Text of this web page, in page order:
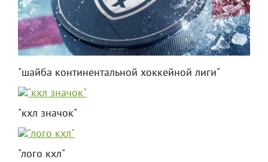
"шайба континентальной хоккейной лиги"
"кхл значок"
"лого кхл"